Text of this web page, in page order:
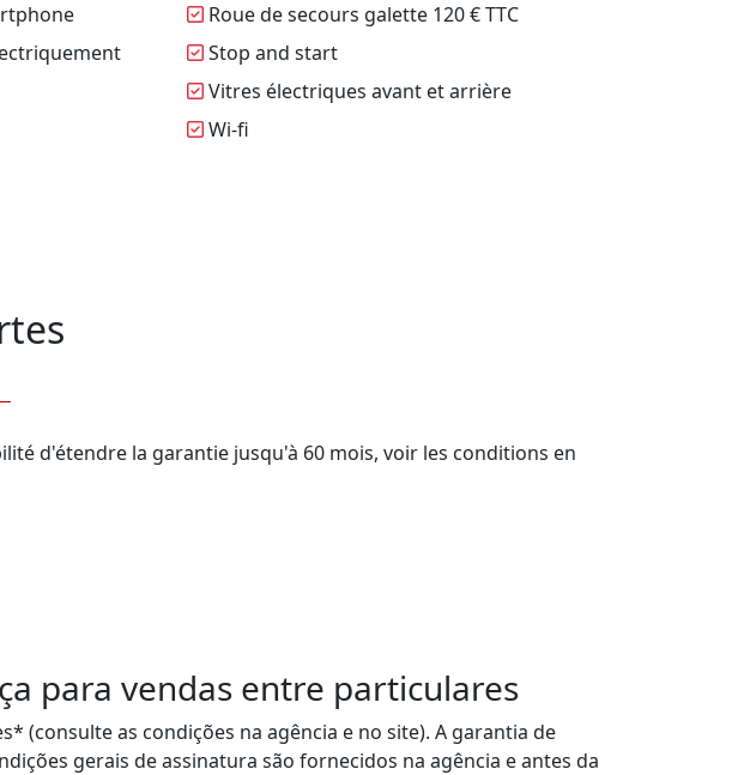
Roue de secours galette 120 € TTC
Stop and start
Vitres électriques avant et arrière
Wi-fi
para vendas entre particulares
(consulte as condições na agência e no site). A garantia de
gerais de assinatura são fornecidos na agência e antes da